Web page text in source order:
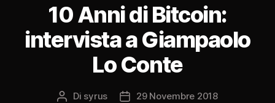
10 Anni di Bitcoin:
intervista a Giampaolo
Lo Conte
Autore
Di syrus
Data29 Novembre 2018